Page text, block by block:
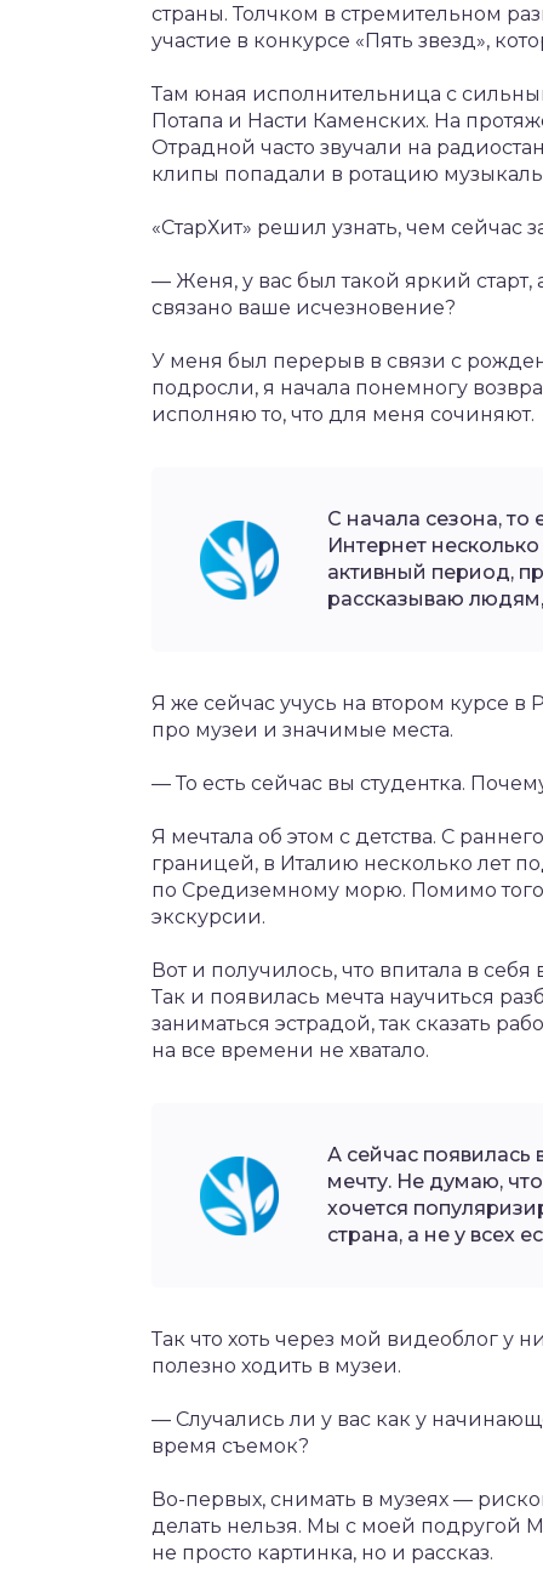
страны. Толчком в стремительном
участие в конкурсе «Пять звезд»,
Там юная исполнительница с
Потапа и Насти Каменских. На
Отрадной часто звучали на
клипы попадали в ротацию
«СтарХит» решил узнать, чем сейчас
— Женя, у вас был такой яркий
связано ваше исчезновение?
У меня был перерыв в связи с
подросли, я начала понемногу
исполняю то, что для меня сочиняют.
С начала сезона, то
Интернет
активный период,
рассказываю
Я же сейчас учусь на втором курсе в
про музеи и значимые места.
— То есть сейчас вы студентка.
Я мечтала об этом с детства. С
границей, в Италию несколько лет
по Средиземному морю. Помимо
экскурсии.
Вот и получилось, что впитала в
Так и появилась мечта научиться
заниматься эстрадой, так сказать
на все времени не хватало.
А сейчас появилась
мечту. Не думаю,
хочется
страна, а не у всех
Так что хоть через мой видеоблог у
полезно ходить в музеи.
— Случались ли у вас как у
время съемок?
Во-первых, снимать в музеях —
делать нельзя. Мы с моей подругой
не просто картинка, но и рассказ.